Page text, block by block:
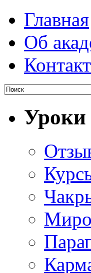
Главная
Об
Уроки